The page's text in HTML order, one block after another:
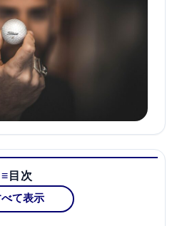
目次
て表示